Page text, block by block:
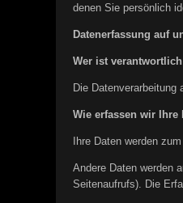
denen Sie persönlich
Datenerfassung auf
Wer ist
Die Datenverarbeitung
Wie erfassen wir Ihre
Ihre Daten werden
Andere Daten werden
Seitenaufrufs). Die